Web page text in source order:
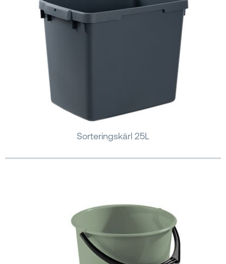
Sorteringskärl 25L